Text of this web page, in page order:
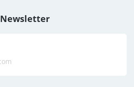
Newsletter